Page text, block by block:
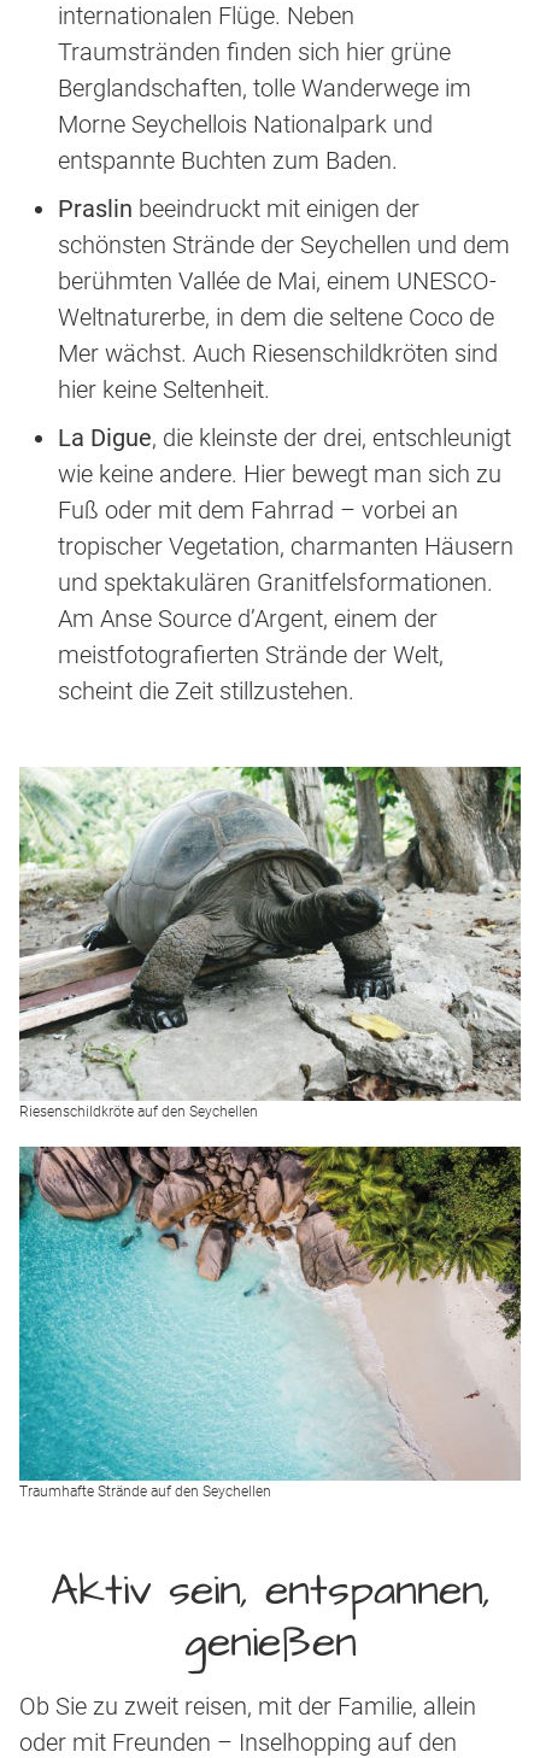
internationalen Flüge. Neben
Traumstränden finden sich hier grüne
Berglandschaften, tolle Wanderwege im
Morne Seychellois Nationalpark und
entspannte Buchten zum Baden.
Praslin beeindruckt mit einigen der
schönsten Strände der Seychellen und dem
berühmten Vallée de Mai, einem UNESCO-
Weltnaturerbe, in dem die seltene Coco de
Mer wächst. Auch Riesenschildkröten sind
hier keine Seltenheit.
La Digue, die kleinste der drei, entschleunigt
wie keine andere. Hier bewegt man sich zu
Fuß oder mit dem Fahrrad – vorbei an
tropischer Vegetation, charmanten Häusern
und spektakulären Granitfelsformationen.
Am Anse Source d’Argent, einem der
meistfotografierten Strände der Welt,
scheint die Zeit stillzustehen.
Riesenschildkröte auf den Seychellen
Traumhafte Strände auf den Seychellen
Aktiv sein, entspannen,
genießen
Ob Sie zu zweit reisen, mit der Familie, allein
oder mit Freunden – Inselhopping auf den